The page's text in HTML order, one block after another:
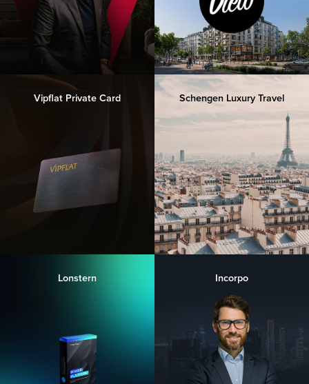
Vipflat Private Card Schengen Luxury Travel
Lonstern Incorpo